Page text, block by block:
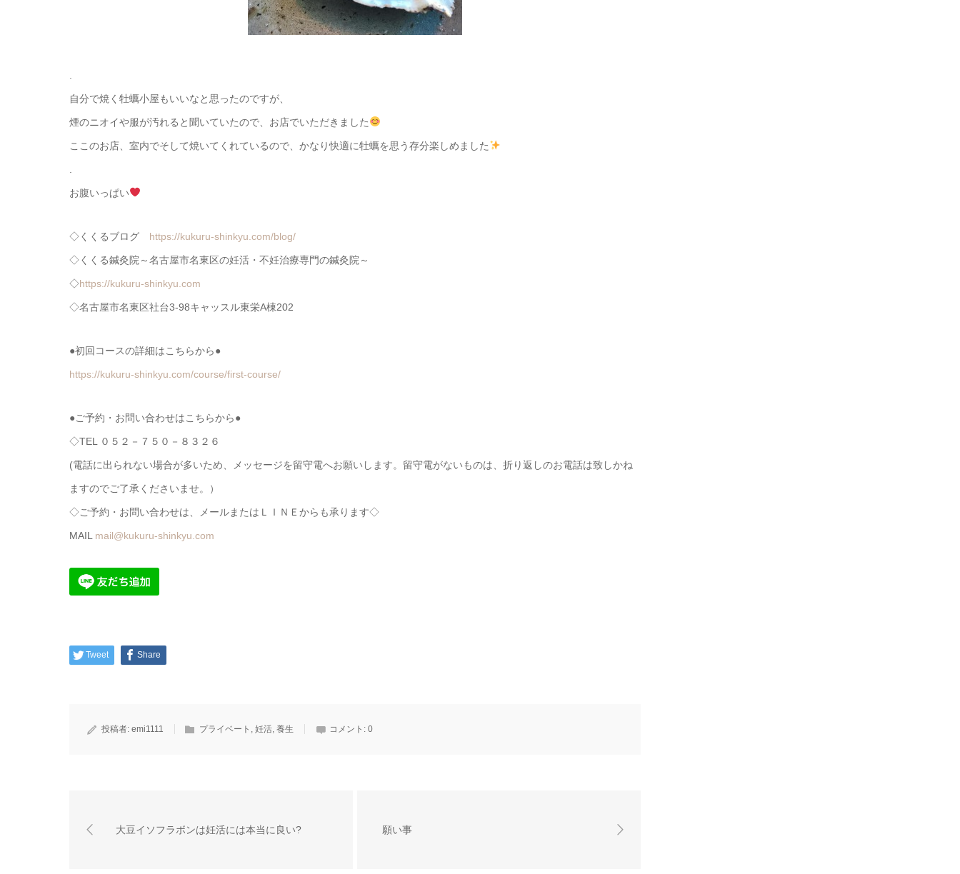
自分で焼く牡蠣小屋もいいなと思ったのですが、
煙のニオイや服が汚れると聞いていたので、お店でいただきました
ここのお店、室内でそして焼いてくれているので、かなり快適に牡蠣を思う存分楽しめました
お腹いっぱい
◇くくるブログ https://kukuru-shinkyu.com/blog/
◇くくる鍼灸院～名古屋市名東区の妊活・不妊治療専門の鍼灸院～
◇https://kukuru-shinkyu.com
◇名古屋市名東区社台3-98キャッスル東栄A棟202
●初回コースの詳細はこちらから●
https://kukuru-shinkyu.com/course/first-course/
●ご予約・お問い合わせはこちらから●
◇TEL ０５２－７５０－８３２６
(電話に出られない場合が多いため、メッセージを留守電へお願いします。留守電がないものは、折り返しのお電話は致しかね
ますのでご了承くださいませ。）
◇ご予約・お問い合わせは、メールまたはＬＩＮＥからも承ります◇
MAIL mail@kukuru-shinkyu.com
Tweet Share
投稿者: emi1111 プライベート , 妊活, 養生 コメント: 0
大豆イソフラボンは妊活には本当に良い? 願い事